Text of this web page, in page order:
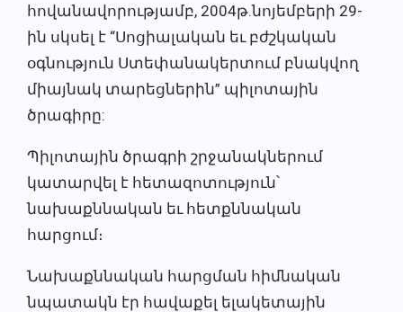
հովանավորությամբ, 2004թ.նոյեմբերի 29-
ին սկսել է “Սոցիալական եւ բժշկական
օգնություն Ստեփանակերտում բնակվող
միայնակ տարեցներին” պիլոտային
ծրագիրը:
Պիլոտային ծրագրի շրջանակներում
կատարվել է հետազոտություն՝
նախաքննական եւ հետքննական
հարցում։
Նախաքննական հարցման հիմնական
նպատակն էր հավաքել ելակետային